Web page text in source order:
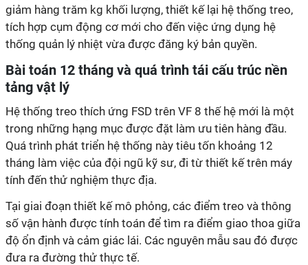
giảm hàng trăm kg khối lượng, thiết kế lại hệ thống treo,
tích hợp cụm động cơ mới cho đến việc ứng dụng hệ
thống quản lý nhiệt vừa được đăng ký bản quyền.
Bài toán 12 tháng và quá trình tái cấu trúc nền
tảng vật lý
Hệ thống treo thích ứng FSD trên VF 8 thế hệ mới là một
trong những hạng mục được đặt làm ưu tiên hàng đầu.
Quá trình phát triển hệ thống này tiêu tốn khoảng 12
tháng làm việc của đội ngũ kỹ sư, đi từ thiết kế trên máy
tính đến thử nghiệm thực địa.
Tại giai đoạn thiết kế mô phỏng, các điểm treo và thông
số vận hành được tính toán để tìm ra điểm giao thoa giữa
độ ổn định và cảm giác lái. Các nguyên mẫu sau đó được
đưa ra đường thử thực tế.